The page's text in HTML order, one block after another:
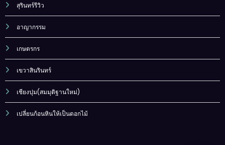
สุรินทร์รีวิว
อาญากรรม
เกษตรกร
เขวาสินรินทร์
เชียงปุม(สมมุติฐานใหม่)
เปลี่ยนก้อนหินให้เป็นดอกไม้